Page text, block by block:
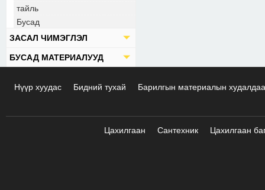
тайль
Бусад
ЗАСАЛ ЧИМЭГЛЭЛ
БУСАД МАТЕРИАЛУУД
Нүүр хуудас Бидний тухай Барилгын материалын
Цахилгаан Сантехник Цахилгаан